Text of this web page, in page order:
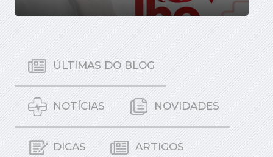
ÚLTIMAS DO BLOG
NOTÍCIAS NOVIDADES
DICAS ARTIGOS